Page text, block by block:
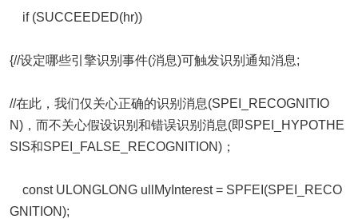
if (SUCCEEDED(hr))
{//设定哪些引擎识别事件(消息)可触发识别通知消息;
//在此，我们仅关心正确的识别消息(SPEI_RECOGNITIO
N)，而不关心假设识别和错误识别消息(即SPEI_HYPOTHE
SIS和SPEI_FALSE_RECOGNITION)；
const ULONGLONG ullMyInterest = SPFEI(SPEI_RECO
GNITION);